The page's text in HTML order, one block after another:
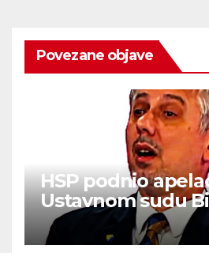
Povezane objave
HSP podnio
Ustavnom sudu
ovjere
Kovačevića